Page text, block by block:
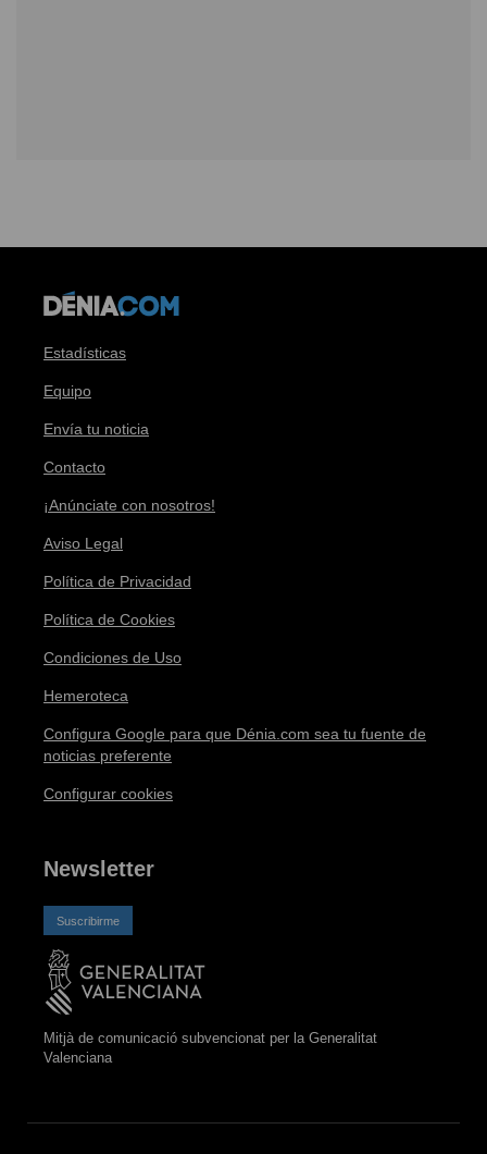
Estadísticas
Equipo
Envía tu noticia
Contacto
¡Anúnciate con nosotros!
Aviso Legal
Política de Privacidad
Política de Cookies
Condiciones de Uso
Hemeroteca
Configura Google para que Dénia.com sea tu fuente de
noticias preferente
Configurar cookies
Newsletter
Suscribirme
Mitjà de comunicació subvencionat per la Generalitat
Valenciana